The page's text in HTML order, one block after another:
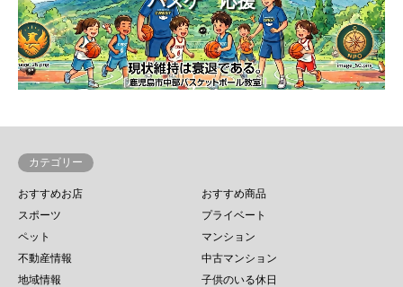
カテゴリー
おすすめお店
おすすめ商品
スポーツ
プライベート
ペット
マンション
不動産情報
中古マンション
地域情報
子供のいる休日